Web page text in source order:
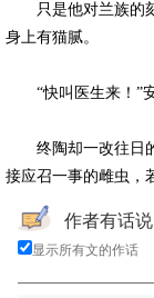
只是他对兰族的刻
身上有猫腻。
“快叫医生来！”安
终陶却一改往日的
接应召一事的雌虫，
作者有话说
显示所有文的作话